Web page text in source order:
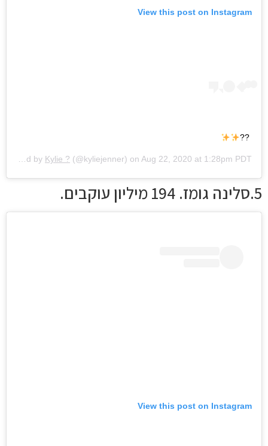
View this post on Instagram
??
Kylie ? (@kyliejenner) on Aug 22, 2020 at 1:28pm PDT
5.סלינה גומז. 194 מיליון עוקבים.
View this post on Instagram